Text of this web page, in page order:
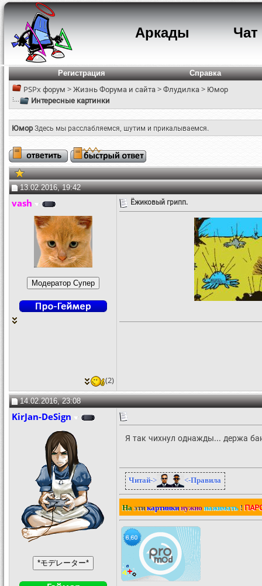
Аркады Чат
Регистрация Справка
PSPx форум >Жизнь Форума и сайта>Флудилка> Юмор
Интересные картинки
ЮморЗдесь мы расслабляемся, шутим и прикалываемся.
13.02.2016, 19:42
vash Ёжиковый грипп.
(2)
14.02.2016, 23:08
KirJan-DeSign
Я так чихнул однажды... держа
Читай-> <-Правила
На этикартинки нужно нажимать !